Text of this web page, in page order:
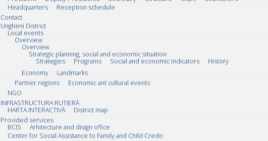
Headquarters
Reception schedule
Contact
Ungheni District
Local events
Overview
Overview
Strategic planning, social and economic situation
Strategies
Programs Social and economic indicators
History
Economy
Landmarks
Partner regions
Economic ant cultural events
NGO
INFRASTRUCTURA RUTIERĂ
HARTA INTERACTIVĂ
District map
Provided services
BCIS
Arhitecture and disign office
Center for Social Assistance to Family and Child Credo